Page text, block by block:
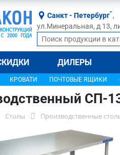
Санкт - Петербург ,
ул.Минеральная, д 13,
ДИЛЕРЫ
КРОВАТИ ПОЧТОВЫЕ ЯЩИКИ
СП-
Столы Производственные